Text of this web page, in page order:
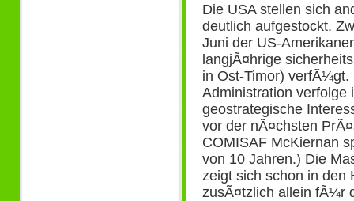
Die USA stellen sich
deutlich aufgestockt.
Juni der US-
langjÃ¤hrige
in Ost-Timor)
Administration verfolge
geostrategische
vor der nÃ¤chsten
COMISAF McKiernan
von 10 Jahren.) Die
zeigt sich schon in den
zusÃ¤tzlich allein fÃ¼r